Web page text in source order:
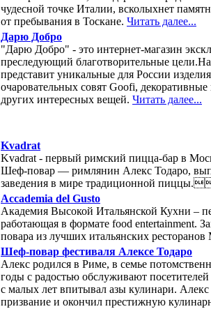
чудесной точке Италии, всколыхнет
от пребывания в Тоскане. Читать далее...
Дарю Добро
"Дарю Добро" - это интернет-магазин
преследующий благотворительные
представит уникальные для России
очаровательных совят Goofi,
других интересных вещей. Читать далее...
Kvadrat
Kvadrat - первый римский пицца-бар в
Шеф-повар — римлянин Алекс Тодаро,
заведения в мире традиционной
Accademia del Gusto
Академия Высокой Итальянской Кухни –
работающая в формате food entertainment.
повара из лучших итальянских
Шеф-повар фестиваля Алексе Тодаро
Алекс родился в Риме, в семье
годы с радостью обслуживают
с малых лет впитывал азы кулинари. Алекс
призвание и окончил престижную